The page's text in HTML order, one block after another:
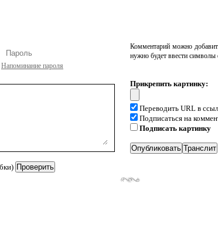
Напоминание пароля
Комментарий можно
нужно будет ввести символы
Прикрепить картинку:
Переводить URL в
Подписаться на
Подписать картинку